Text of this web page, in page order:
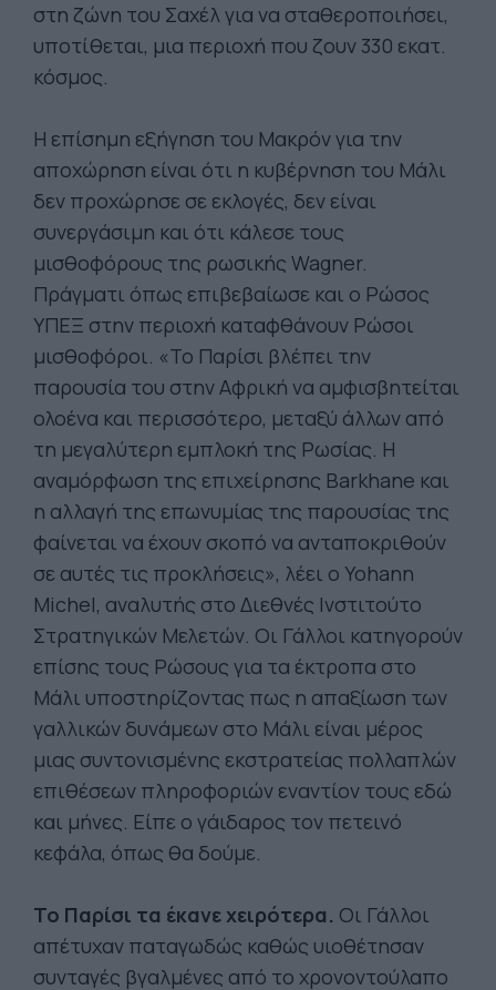
στη ζώνη του Σαχέλ για να σταθεροποιήσει,
υποτίθεται, μια περιοχή που ζουν 330 εκατ.
κόσμος.
Η επίσημη εξήγηση του Μακρόν για την
αποχώρηση είναι ότι η κυβέρνηση του Μάλι
δεν προχώρησε σε εκλογές, δεν είναι
συνεργάσιμη και ότι κάλεσε τους
μισθοφόρους της ρωσικής Wagner.
Πράγματι όπως επιβεβαίωσε και ο Ρώσος
ΥΠΕΞ στην περιοχή καταφθάνουν Ρώσοι
μισθοφόροι. «Το Παρίσι βλέπει την
παρουσία του στην Αφρική να αμφισβητείται
ολοένα και περισσότερο, μεταξύ άλλων από
τη μεγαλύτερη εμπλοκή της Ρωσίας. Η
αναμόρφωση της επιχείρησης Barkhane και
η αλλαγή της επωνυμίας της παρουσίας της
φαίνεται να έχουν σκοπό να ανταποκριθούν
σε αυτές τις προκλήσεις», λέει ο Yohann
Michel, αναλυτής στο Διεθνές Ινστιτούτο
Στρατηγικών Μελετών. Οι Γάλλοι κατηγορούν
επίσης τους Ρώσους για τα έκτροπα στο
Μάλι υποστηρίζοντας πως η απαξίωση των
γαλλικών δυνάμεων στο Μάλι είναι μέρος
μιας συντονισμένης εκστρατείας πολλαπλών
επιθέσεων πληροφοριών εναντίον τους εδώ
και μήνες. Είπε ο γάιδαρος τον πετεινό
κεφάλα, όπως θα δούμε.
To Παρίσι τα έκανε χειρότερα. Οι Γάλλοι
απέτυχαν παταγωδώς καθώς υιοθέτησαν
συνταγές βγαλμένες από το χρονοντούλαπο